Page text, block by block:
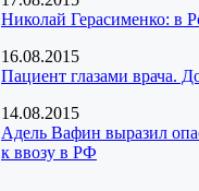
Николай Герасименко: в
16.08.2015
Пациент глазами врача.
14.08.2015
Адель Вафин выразил
к ввозу в РФ